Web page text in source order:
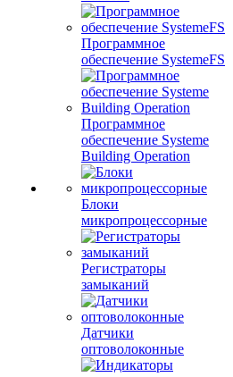
Программное
обеспечение SystemeFS
Программное
обеспечение Systeme
Building Operation
Блоки
микропроцессорные
Регистраторы
замыканий
Датчики
оптоволоконные